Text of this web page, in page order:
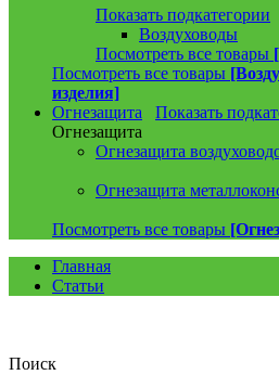
Показать подкатегории
Воздуховоды
Посмотреть все товары
Посмотреть все товары
изделия]
Огнезащита
Показать
Огнезащита
Огнезащита
Огнезащита
Посмотреть все товары
Главная
Статьи
Поиск